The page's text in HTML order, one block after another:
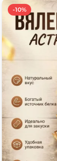
-10%